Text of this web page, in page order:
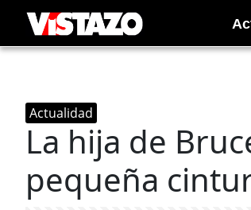
Actualidad
La hija de
pequeña